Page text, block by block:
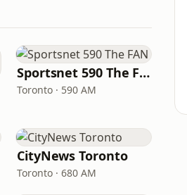
Sportsnet 590 The FAN
Toronto · 590 AM
CityNews Toronto
Toronto · 680 AM